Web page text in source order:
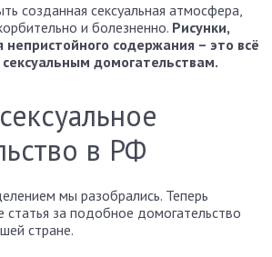
созданная сексуальная атмосфера,
и болезненно. Рисунки,
содержания – это всё
домогательствам.
в РФ
мы разобрались. Теперь
статья за подобное домогательство
стране.